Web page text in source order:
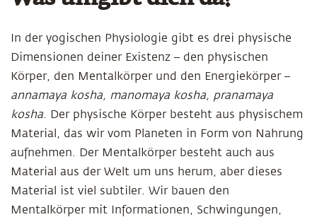
In der yogischen Physiologie gibt es drei physische
Dimensionen deiner Existenz – den physischen
Körper, den Mentalkörper und den Energiekörper –
annamaya kosha, manomaya kosha, pranamaya
kosha. Der physische Körper besteht aus physischem
Material, das wir vom Planeten in Form von Nahrung
aufnehmen. Der Mentalkörper besteht auch aus
Material aus der Welt um uns herum, aber dieses
Material ist viel subtiler. Wir bauen den
Mentalkörper mit Informationen, Schwingungen,